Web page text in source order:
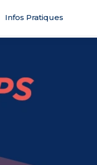
Infos Pratiques